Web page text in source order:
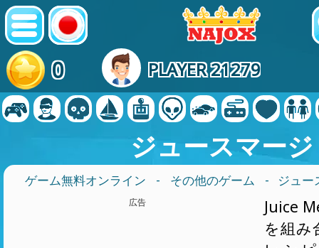
0 PLAYER 21279
ジュースマージ
ゲーム無料オンライン - その他のゲーム - ジュー
広告
Juice
を組み